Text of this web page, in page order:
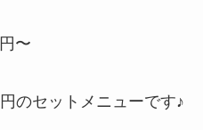
〜
のセットメニューです♪